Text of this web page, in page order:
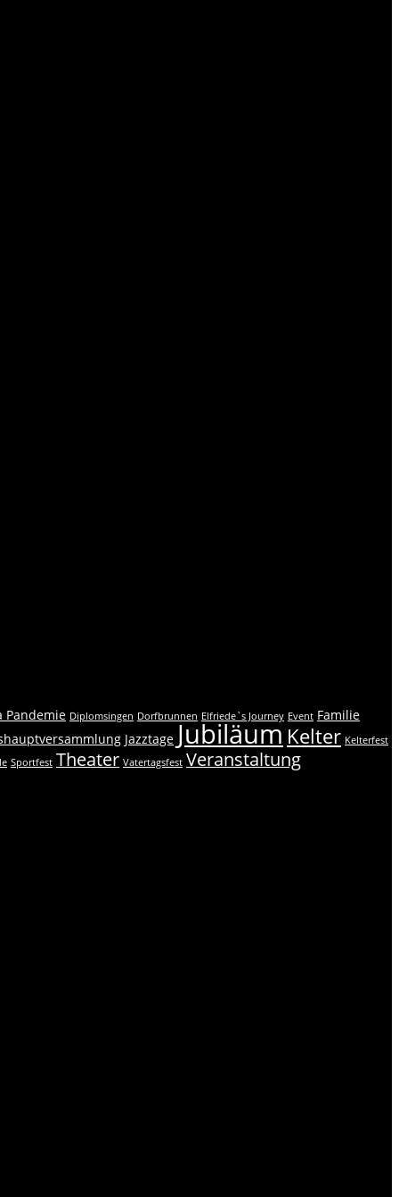
Pandemie Diplomsingen Dorfbrunnen Elfriede`s Journey Event Familie
Jazztage Jubiläum Kelter Kelterfest
Sportfest Theater Vatertagsfest Veranstaltung